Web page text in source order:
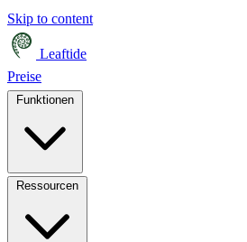
Skip to content
Leaftide
Preise